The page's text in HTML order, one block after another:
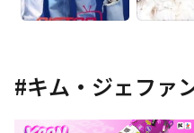
#キム・ジェファ